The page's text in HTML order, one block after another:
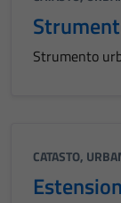
Strumento
CATASTO,